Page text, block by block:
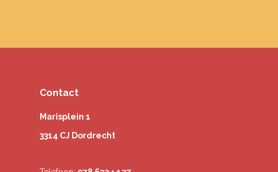
Contact
Marisplein 1
3314 CJ Dordrecht